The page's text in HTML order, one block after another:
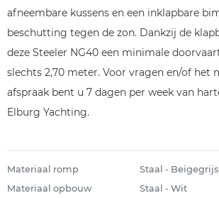
afneembare kussens en een inklapbare
beschutting tegen de zon. Dankzij de
deze Steeler NG40 een minimale
slechts 2,70 meter. Voor vragen en/of het
afspraak bent u 7 dagen per week van
Elburg Yachting.
Materiaal romp
Staal - Beigegrijs
Materiaal opbouw
Staal - Wit